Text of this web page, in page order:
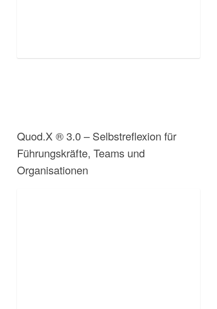
Quod.X ® 3.0 – Selbstreflexion für
Führungskräfte, Teams und
Organisationen